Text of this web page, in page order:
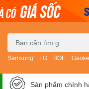
Samsung LG BOE Gaoke
Sản phẩm chính